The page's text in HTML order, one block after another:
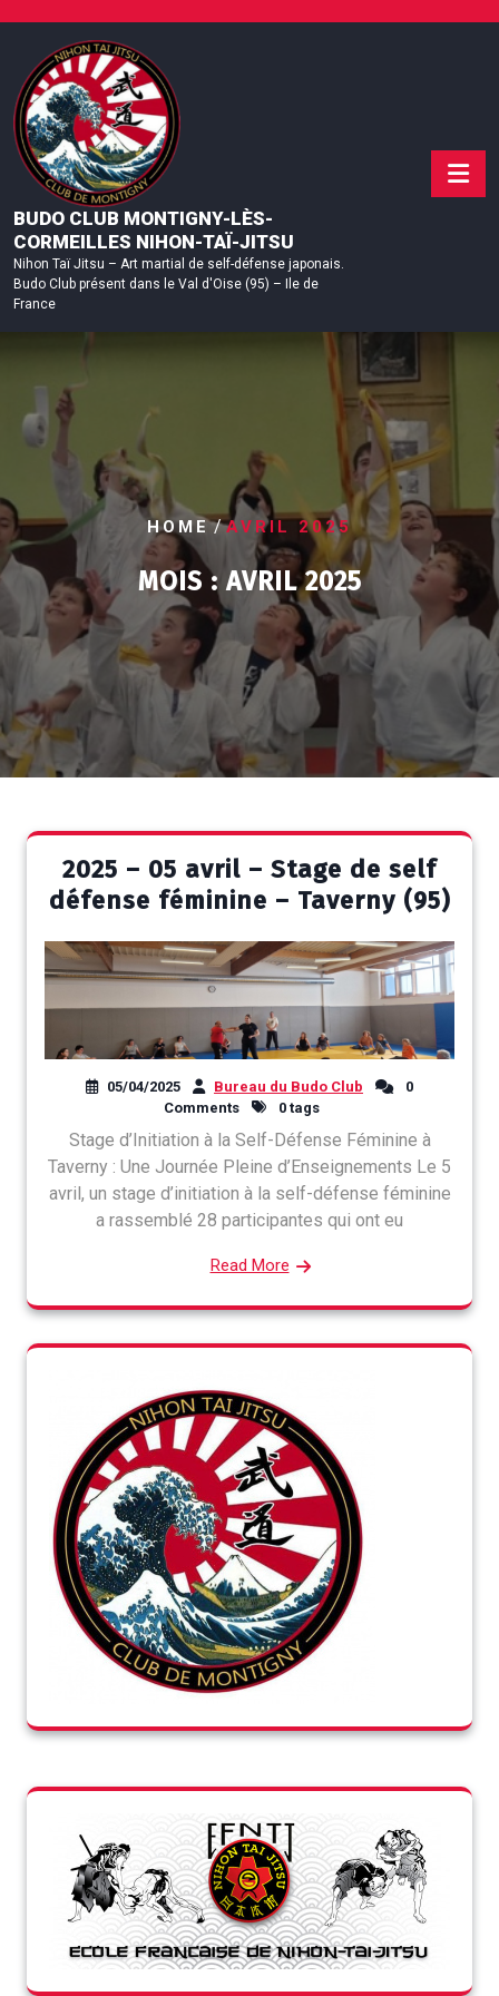
content
BUDO CLUB MONTIGNY-LÈS-
CORMEILLES NIHON-TAÏ-JITSU
Nihon Taï Jitsu – Art martial de self-défense japonais.
Budo Club présent dans le Val d'Oise (95) – Ile de
France
HOME/AVRIL 2025
MOIS : AVRIL 2025
2025 – 05 avril – Stage de self
défense féminine – Taverny (95)
05/04/2025 Bureau du Budo Club
0
Comments
0 tags
Stage d’Initiation à la Self-Défense Féminine à
Taverny : Une Journée Pleine d’Enseignements Le 5
avril, un stage d’initiation à la self-défense féminine
a rassemblé 28 participantes qui ont eu
Read More